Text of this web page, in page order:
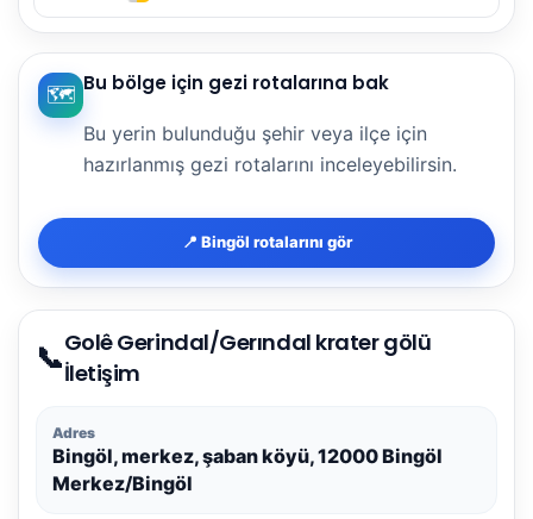
🗺️ Bu bölge için gezi rotalarına bak
Bu yerin bulunduğu şehir veya ilçe için
hazırlanmış gezi rotalarını inceleyebilirsin.
📍 Bingöl rotalarını gör
📞Golê Gerindal/Gerındal krater gölü
İletişim
Adres
Bingöl, merkez, şaban köyü, 12000 Bingöl
Merkez/Bingöl